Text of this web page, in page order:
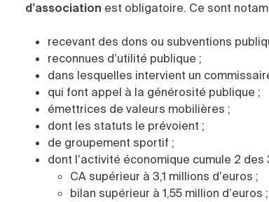
d’association est obligatoire. Ce sont
recevant des dons ou subventions
reconnues d’utilité publique ;
dans lesquelles intervient un
qui font appel à la générosité publique ;
émettrices de valeurs mobilières ;
dont les statuts le prévoient ;
de groupement sportif ;
dont l’activité économique cumule 2
CA supérieur à 3,1 millions d’euros ;
bilan supérieur à 1,55 million d’euros ;